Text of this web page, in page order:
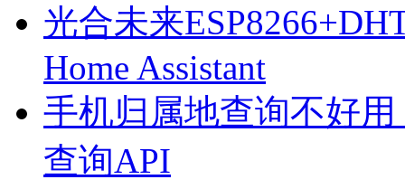
光合未来
Home Assistant
手机归属地查询不好
查询API